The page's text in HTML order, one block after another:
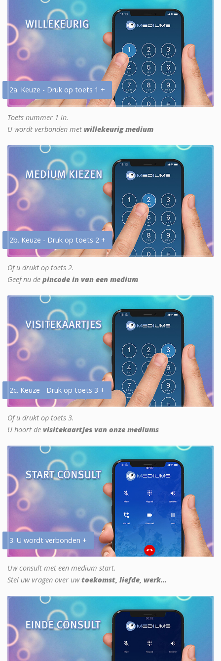
2a. Keuze - Druk op toets 1 +
Toets nummer 1 in.
U wordt verbonden met willekeurig medium
2b. Keuze - Druk op toets 2 +
Of u drukt op toets 2.
Geef nu de pincode in van een medium
2c. Keuze - Druk op toets 3 +
Of u drukt op toets 3.
U hoort de visitekaartjes van onze mediums
3. U wordt verbonden +
Uw consult met een medium start.
Stel uw vragen over uwtoekomst, liefde, werk...